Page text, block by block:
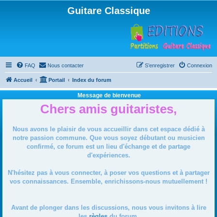
Guitare Classique
FAQ Nous contacter Connexion
S’enregistrer
Accueil Portail Index du forum
Message de bienvenue
Chers amis guitaristes,
Nous avons le plaisir de vous accueillir dans cet espace dédié à
notre passion commune. Que vous soyez débutant ou musicien
confirmé, ce forum est un lieu d'échange et de partage
d'expériences.
N'hésitez pas à vous connecter, à poser vos questions et à partager
vos connaissances. Ensemble, enrichissons-nous mutuellement !
Avant de plonger dans les discussions, nous vous invitons à lire